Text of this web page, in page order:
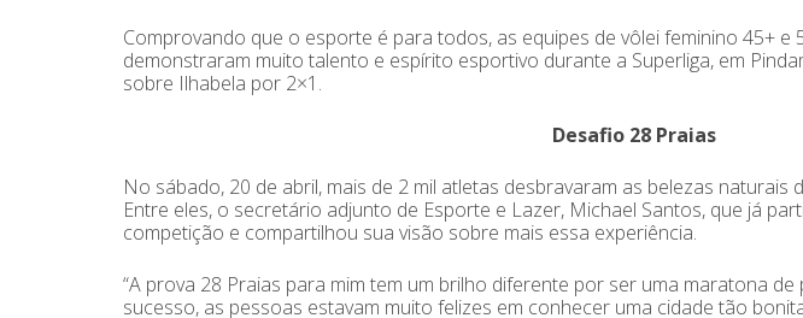
Comprovando que o esporte é para todos, as equipes de vôlei feminino 45+ e
demonstraram muito talento e espírito esportivo durante a Superliga, em
sobre Ilhabela por 2×1.
Desafio 28 Praias
No sábado, 20 de abril, mais de 2 mil atletas desbravaram as belezas
Entre eles, o secretário adjunto de Esporte e Lazer, Michael Santos, que já
competição e compartilhou sua visão sobre mais essa experiência.
“A prova 28 Praias para mim tem um brilho diferente por ser uma maratona
sucesso, as pessoas estavam muito felizes em conhecer uma cidade tão